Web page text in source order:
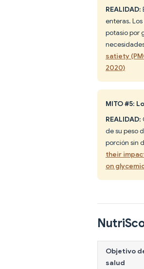
REALIDAD:
enteras.
potasio por
satiety
2020)
MITO #5:
REALIDAD:
de su peso
porción sin
their
on
Objetivo
salud